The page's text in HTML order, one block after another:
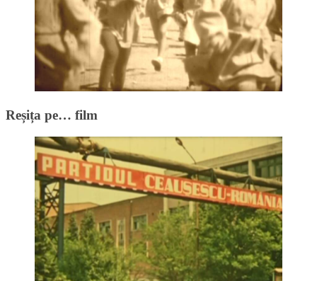
Reșița pe… film